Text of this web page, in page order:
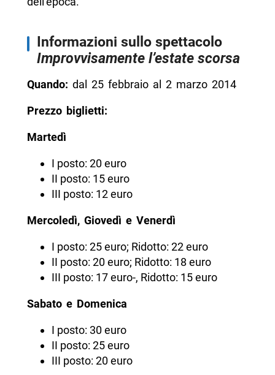
Informazioni sullo spettacolo
Improvvisamente l’estate scorsa
Quando: dal 25 febbraio al 2 marzo 2014
Prezzo biglietti:
Martedì
I posto: 20 euro
II posto: 15 euro
III posto: 12 euro
Mercoledì, Giovedì e Venerdì
I posto: 25 euro; Ridotto: 22 euro
II posto: 20 euro; Ridotto: 18 euro
III posto: 17 euro-, Ridotto: 15 euro
Sabato e Domenica
I posto: 30 euro
II posto: 25 euro
III posto: 20 euro